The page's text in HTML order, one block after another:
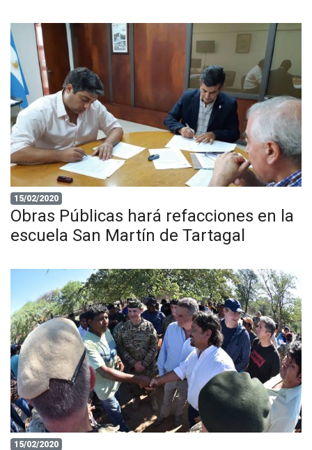
15/02/2020
Obras Públicas hará refacciones en la
escuela San Martín de Tartagal
15/02/2020